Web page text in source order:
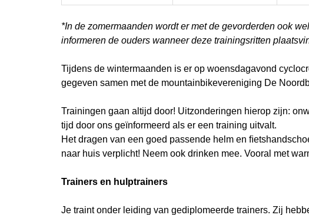
*In de zomermaanden wordt er met de gevorderden ook
informeren de ouders wanneer deze trainingsritten
Tijdens de wintermaanden is er op woensdagavond
gegeven samen met de mountainbikevereniging De
Trainingen gaan altijd door! Uitzonderingen hierop zijn:
tijd door ons geïnformeerd als er een training uitvalt.
Het dragen van een goed passende helm en
naar huis verplicht! Neem ook drinken mee. Vooral met
Trainers en hulptrainers
Je traint onder leiding van gediplomeerde trainers. Zij